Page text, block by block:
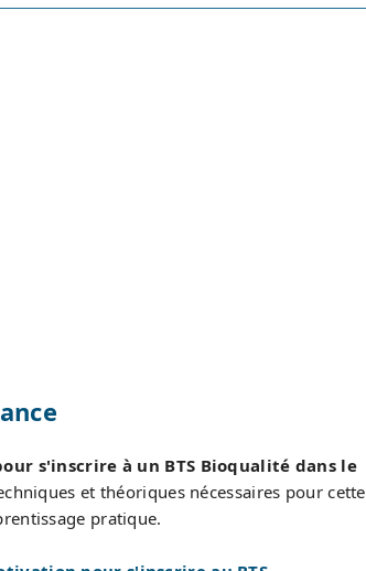
s'inscrire à un BTS Bioqualité dans le
et théoriques nécessaires pour cette
pratique.